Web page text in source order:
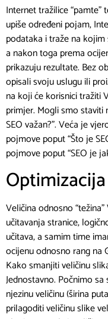
Internet tražilice
upiše određeni pojam,
podataka i traže na
a nakon toga prema
prikazuju rezultate. Bez
opisali svoju uslugu ili
na koji će korisnici tražiti
primjer. Mogli smo staviti
SEO važan?”. Veća je
pojmove poput “Što je
pojmove poput “SEO je
Veličina odnosno
učitavanja stranice,
učitava, a samim time
ocijenu odnosno rang na
Kako smanjiti veličinu
Jednostavno. Počnimo
njezinu veličinu (širina
prilagoditi veličinu slike